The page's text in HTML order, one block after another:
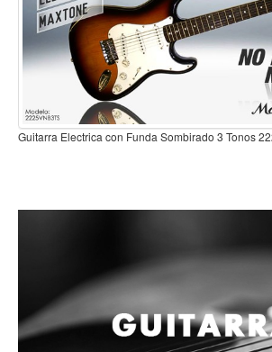
Tambores
Redoblantes
Bombos
Xilófonos y liras
Cueros
Redoblantes
Tambores
Guitarra Electrica con Funda